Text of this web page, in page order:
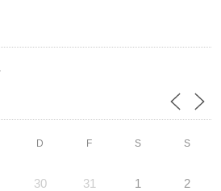
D F S S
30 31 1 2